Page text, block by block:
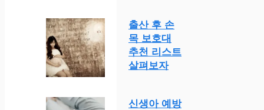
출산 후 손
목 보호대
추천 리스트
살펴보자
신생아 예방